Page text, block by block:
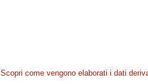
Scopri come vengono elaborati i dati